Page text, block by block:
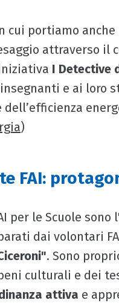
cui portiamo
attraverso il
I Detective
e ai loro
dell’efficienza
)
FAI:
per le Scuole
dai volontari
. Sono
culturali e dei
attiva e